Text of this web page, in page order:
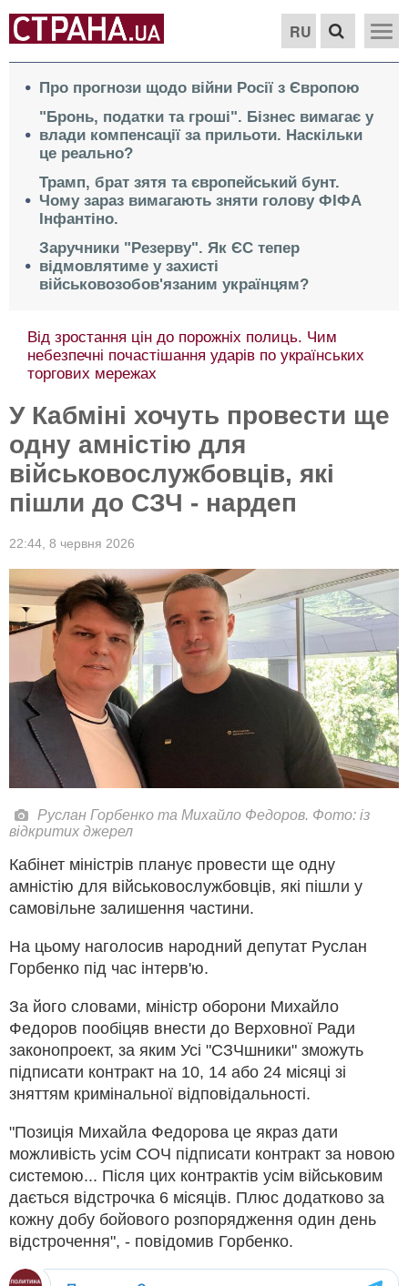
RU
Про прогнози щодо війни Росії з Європою
"Бронь, податки та гроші". Бізнес вимагає у
влади компенсації за прильоти. Наскільки
це реально?
Трамп, брат зятя та європейський бунт.
Чому зараз вимагають зняти голову ФІФА
Інфантіно.
Заручники "Резерву". Як ЄС тепер
відмовлятиме у захисті
військовозобов'язаним українцям?
Від зростання цін до порожніх полиць. Чим
небезпечні почастішання ударів по українських
торгових мережах
У Кабміні хочуть провести ще
одну амністію для
військовослужбовців, які
пішли до СЗЧ - нардеп
22:44, 8 червня 2026
Руслан Горбенко та Михайло Федоров. Фото: із
відкритих джерел
Кабінет міністрів планує провести ще одну
амністію для військовослужбовців, які пішли у
самовільне залишення частини.
На цьому наголосив народний депутат Руслан
Горбенко під час інтерв'ю.
За його словами, міністр оборони Михайло
Федоров пообіцяв внести до Верховної Ради
законопроект, за яким Усі "СЗЧшники" зможуть
підписати контракт на 10, 14 або 24 місяці зі
зняттям кримінальної відповідальності.
"Позиція Михайла Федорова це якраз дати
можливість усім СОЧ підписати контракт за новою
системою... Після цих контрактів усім військовим
дається відстрочка 6 місяців. Плюс додатково за
кожну добу бойового розпорядження один день
відстрочення", - повідомив Горбенко.